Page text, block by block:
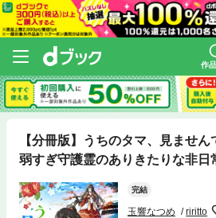
作
【分冊版】うちのタマ、見ませ
弱すぎ守護霊のありきたりな非日
完結
玉響なつめ riritto